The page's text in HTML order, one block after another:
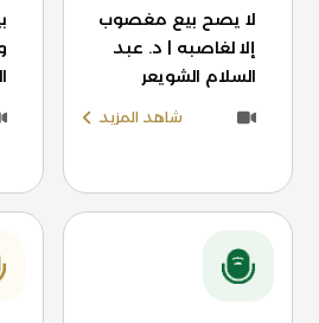
لا يصح بيع مغصوب
إلا لغاصبه | د. عبد
السلام الشويعر
شاهد المزيد